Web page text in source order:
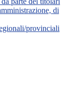
di
provinciali